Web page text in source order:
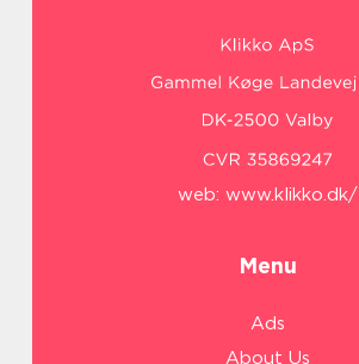
web: www.klikko.dk/
Menu
Ads
About Us